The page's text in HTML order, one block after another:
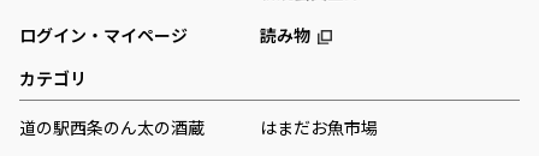
ログイン・マイページ 読み物
カテゴリ
道の駅西条のん太の酒蔵 はまだお魚市場